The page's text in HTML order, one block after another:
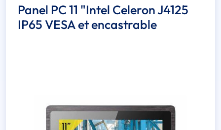
Panel PC 11 "Intel Celeron J4125
IP65 VESA et encastrable